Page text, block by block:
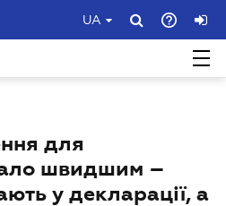
UA
для
швидшим –
у декларації, а